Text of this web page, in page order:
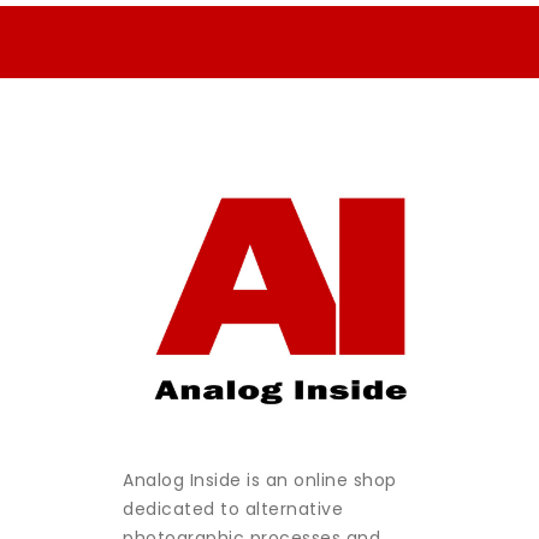
Analog Inside is an online shop
dedicated to alternative